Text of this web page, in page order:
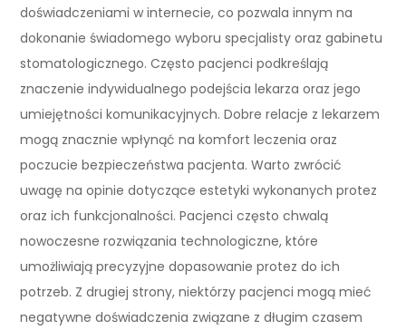
doświadczeniami w internecie, co pozwala innym na
dokonanie świadomego wyboru specjalisty oraz gabinetu
stomatologicznego. Często pacjenci podkreślają
znaczenie indywidualnego podejścia lekarza oraz jego
umiejętności komunikacyjnych. Dobre relacje z lekarzem
mogą znacznie wpłynąć na komfort leczenia oraz
poczucie bezpieczeństwa pacjenta. Warto zwrócić
uwagę na opinie dotyczące estetyki wykonanych protez
oraz ich funkcjonalności. Pacjenci często chwalą
nowoczesne rozwiązania technologiczne, które
umożliwiają precyzyjne dopasowanie protez do ich
potrzeb. Z drugiej strony, niektórzy pacjenci mogą mieć
negatywne doświadczenia związane z długim czasem